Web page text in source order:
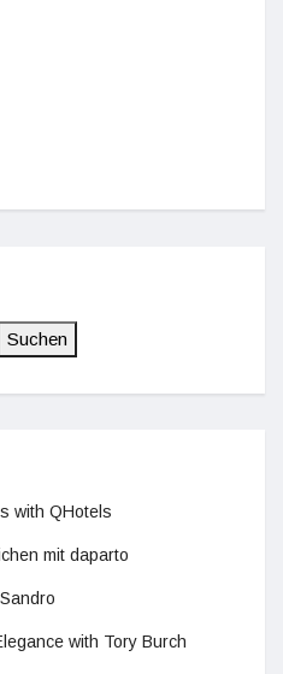
Suchen
with QHotels
mit daparto
with Tory Burch